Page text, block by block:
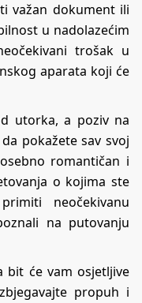
važan dokument ili
u nadolazećim
trošak u
aparata koji će
utorka, a poziv na
pokažete sav svoj
romantičan i
o kojima ste
neočekivanu
na putovanju
bit će vam osjetljive
propuh i